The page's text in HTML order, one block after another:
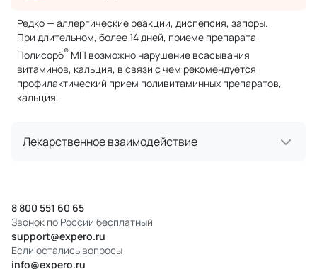
Редко — аллергические реакции, диспепсия, запоры.
При длительном, более 14 дней, приеме препарата
Полисорб® МП возможно нарушение всасывания
витаминов, кальция, в связи с чем рекомендуется
профилактический прием поливитаминных препаратов,
кальция.
Лекарственное взаимодействие
8 800 551 60 65
Звонок по России бесплатный
support@expero.ru
Если остались вопросы
info@expero.ru